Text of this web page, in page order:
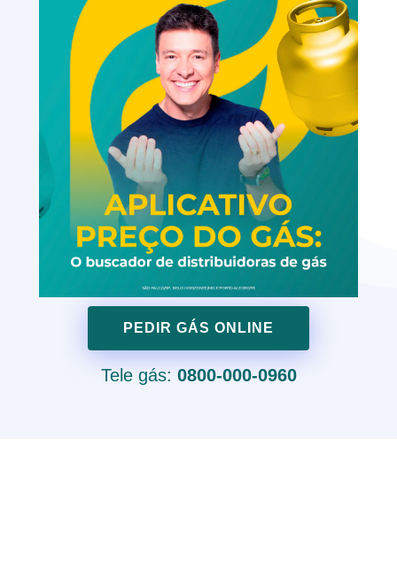
PEDIR GÁS ONLINE
Tele gás: 0800-000-0960